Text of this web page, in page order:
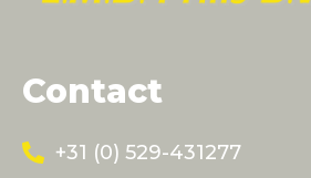
Contact
+31 (0) 529-431277